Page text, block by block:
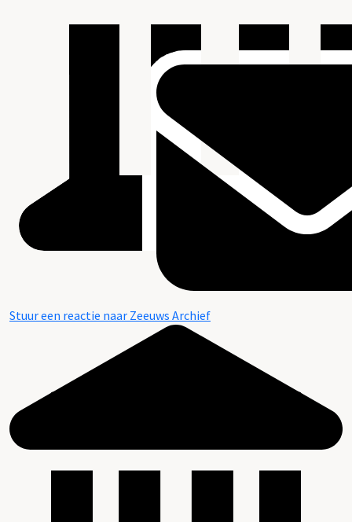
Stuur een reactie naar Zeeuws Archief